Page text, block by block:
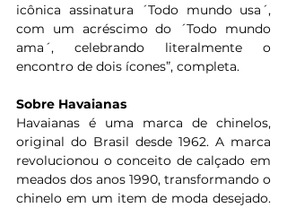
icônica assinatura ´Todo mundo usa´,
com um acréscimo do ´Todo mundo
ama´, celebrando literalmente o
encontro de dois ícones”, completa.
Sobre Havaianas
Havaianas é uma marca de chinelos,
original do Brasil desde 1962. A marca
revolucionou o conceito de calçado em
meados dos anos 1990, transformando o
chinelo em um item de moda desejado.